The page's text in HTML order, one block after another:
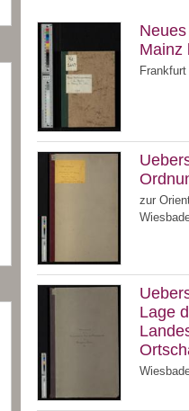
Mainz
zur
Lage